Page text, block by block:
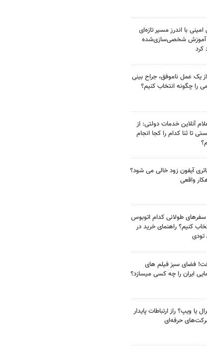
با اندرز مسیر تازه‌ای
آموزش شخصی‌سازی‌شده
کرد
یک عمل ناموفق، جراح بینی
را چگونه انتخاب کنیم؟
آنلاین خدمات دولتی: از
تا ثنا کدام را کجا انجام
آیفون زود خالی می شود؟
سفرهای طولانی کدام اتوبوس
کنیم؟ راهنمای خرید در
تودی
فضای سبز فیلم های
ایران را چه کسی میسازد؟
یا ویپ؟ راز ارتباطات پایدار
حرفه‌ای